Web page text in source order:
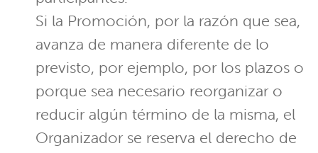
Si la Promoción, por la razón que sea,
avanza de manera diferente de lo
previsto, por ejemplo, por los plazos o
porque sea necesario reorganizar o
reducir algún término de la misma, el
Organizador se reserva el derecho de